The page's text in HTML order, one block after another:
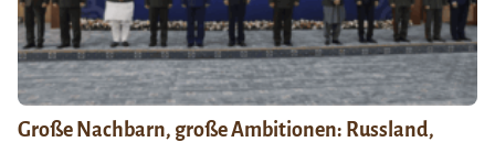
Große Nachbarn, große Ambitionen: Russland,